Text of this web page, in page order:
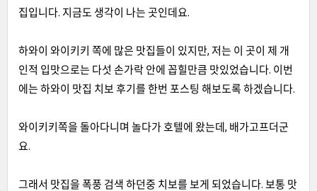
집입니다. 지금도 생각이 나는 곳인데요.
하와이 와이키키 쪽에 많은 맛집들이 있지만, 저는 이 곳이 제 개
인적 입맛으로는 다섯 손가락 안에 꼽힐만큼 맛있었습니다. 이번
에는 하와이 맛집 치보 후기를 한번 포스팅 해보도록 하겠습니다.
와이키키쪽을 돌아다니며 놀다가 호텔에 왔는데 , 배가고프더군
요.
그래서 맛집을 폭풍 검색 하던중 치보를 보게 되었습니다. 보통 맛